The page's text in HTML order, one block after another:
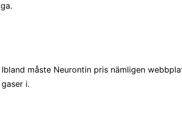
måste Neurontin pris nämligen
i.